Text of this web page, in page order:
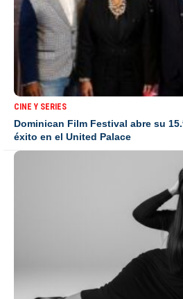
CINE Y SERIES
Dominican Film Festival abre su
éxito en el United Palace